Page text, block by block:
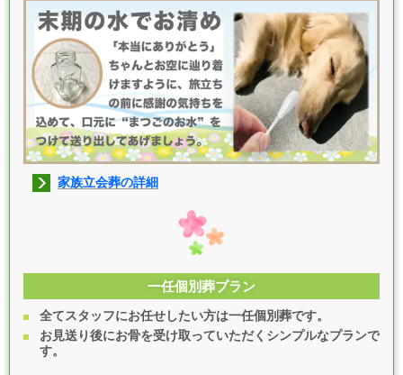
家族立会葬の詳細
一任個別葬プラン
全てスタッフにお任せしたい方は一任個別葬です。
お見送り後にお骨を受け取っていただくシンプルなプランで
す。